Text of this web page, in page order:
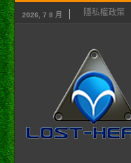
2026, 7 8 月 隱私權政策